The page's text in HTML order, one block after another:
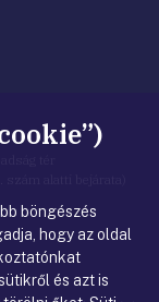
tér
alatti bejárata)
böngészés
hogy az oldal
és azt is